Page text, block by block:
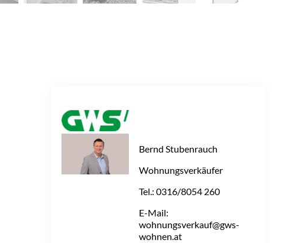
Bernd Stubenrauch
Wohnungsverkäufer
Tel.: 0316/8054 260
E-Mail:
wohnungsverkauf@gws-
wohnen.at